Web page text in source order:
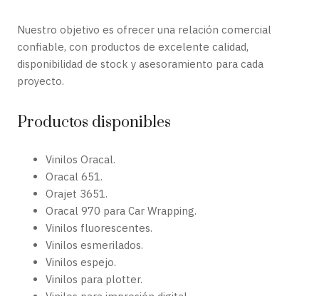
Nuestro objetivo es ofrecer una relación comercial
confiable, con productos de excelente calidad,
disponibilidad de stock y asesoramiento para cada
proyecto.
Productos disponibles
Vinilos Oracal.
Oracal 651.
Orajet 3651.
Oracal 970 para Car Wrapping.
Vinilos fluorescentes.
Vinilos esmerilados.
Vinilos espejo.
Vinilos para plotter.